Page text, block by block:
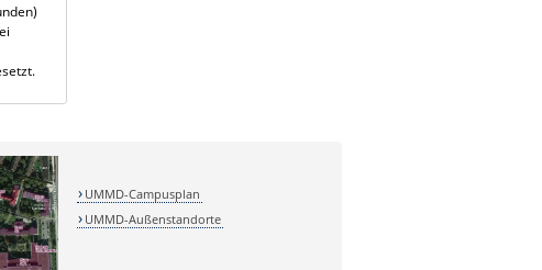
UMMD-Campusplan
UMMD-Außenstandorte